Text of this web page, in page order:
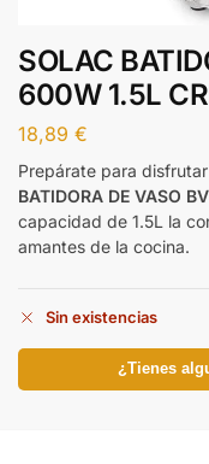
SOLAC
600W 1.5L
18,89 €
Prepárate para
BATIDORA DE VASO
capacidad de 1.5L la
amantes de la cocina.
Sin existencias
¿Tienes